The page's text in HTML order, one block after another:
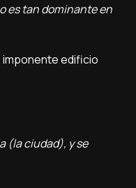
es tan dominante en
imponente edificio
(la ciudad), y se